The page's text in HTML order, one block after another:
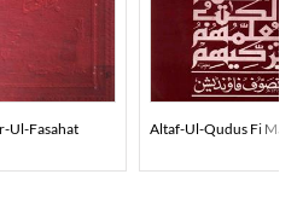
Ul-Fasahat Altaf-Ul-Qudus Fi